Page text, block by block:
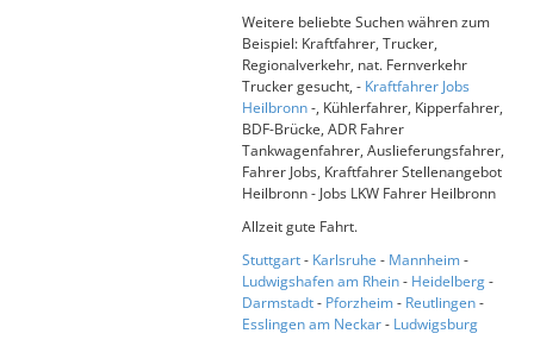
Weitere beliebte Suchen währen zum
Beispiel: Kraftfahrer, Trucker,
Regionalverkehr, nat. Fernverkehr
Trucker gesucht, - Kraftfahrer Jobs
Heilbronn-, Kühlerfahrer, Kipperfahrer,
BDF-Brücke, ADR Fahrer
Tankwagenfahrer, Auslieferungsfahrer,
Fahrer Jobs, Kraftfahrer Stellenangebot
Heilbronn - Jobs LKW Fahrer Heilbronn
Allzeit gute Fahrt.
Stuttgart- Karlsruhe - Mannheim-
Ludwigshafen am Rhein- Heidelberg-
Darmstadt- Pforzheim- Reutlingen-
Esslingen am Neckar- Ludwigsburg